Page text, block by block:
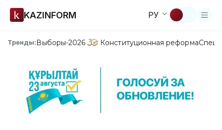
KAZINFORM РУ
Тренды:Выборы-2026 Конституционная реформа